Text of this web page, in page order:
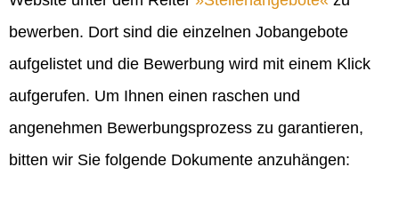
bewerben. Dort sind die einzelnen Jobangebote
aufgelistet und die Bewerbung wird mit einem Klick
aufgerufen. Um Ihnen einen raschen und
angenehmen Bewerbungsprozess zu garantieren,
bitten wir Sie folgende Dokumente anzuhängen: